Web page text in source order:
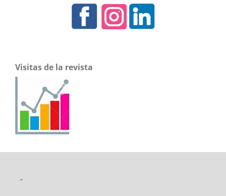
Visitas de la revista
-